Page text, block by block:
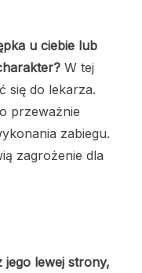
u ciebie lub
W tej
się do lekarza.
przeważnie
zabiegu.
zagrożenie dla
jego lewej strony,